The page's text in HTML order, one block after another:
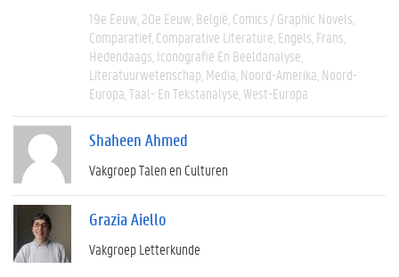
19e Eeuw 20e Eeuw België Comics / Graphic Novels
Comparatief Comparative Literature Engels Frans
Hedendaags Iconografie En Beeldanalyse
Literatuurwetenschap Media Noord-Amerika Noord-
Europa Taal- En Tekstanalyse West-Europa
Shaheen Ahmed
Vakgroep Talen en Culturen
Grazia Aiello
Vakgroep Letterkunde